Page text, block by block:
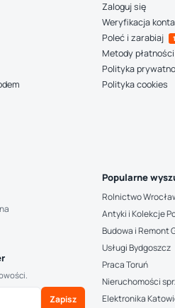
Zaloguj się
Weryfikacja konta
Poleć i zarabiaj
Metody płatności
Polityka
Polityka cookies
Zapisz
Popularne
Rolnictwo
Antyki i Kolekcje
Budowa i Remont
Usługi Bydgoszcz
Praca Toruń
Nieruchomości
Elektronika